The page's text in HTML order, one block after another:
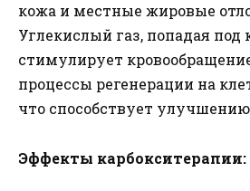
кожа и местные жировые
Углекислый газ, попадая под
стимулирует
процессы регенерации на
что способствует
Эффекты карбокситерапии: